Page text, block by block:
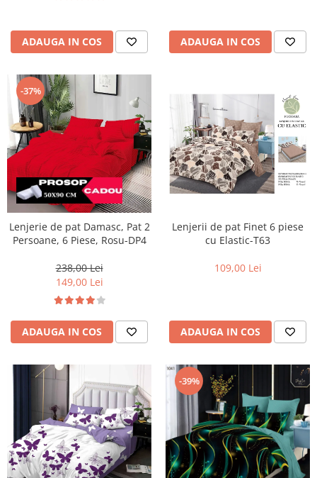
ADAUGA IN COS ADAUGA IN COS
-37%
Lenjerie de pat Damasc, Pat 2
Persoane, 6 Piese, Rosu-DP4
238,00 Lei
149,00 Lei
ADAUGA IN COS
Lenjerii de pat Finet 6 piese
cu Elastic-T63
109,00 Lei
ADAUGA IN COS
-39%